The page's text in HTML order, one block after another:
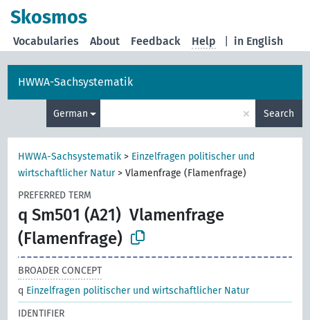
Skosmos
in English
Vocabularies About Feedback Help
HWWA-Sachsystematik
German × Search
HWWA-Sachsystematik > Einzelfragen politischer und
wirtschaftlicher Natur>Vlamenfrage (Flamenfrage)
PREFERRED TERM
q Sm501 (A21) Vlamenfrage
(Flamenfrage)
BROADER CONCEPT
q Einzelfragen politischer und wirtschaftlicher Natur
IDENTIFIER